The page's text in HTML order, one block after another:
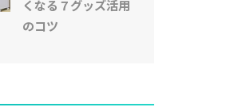
くなる７グッズ活用
のコツ